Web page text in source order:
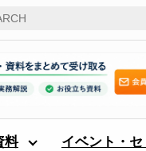
料 イベント・